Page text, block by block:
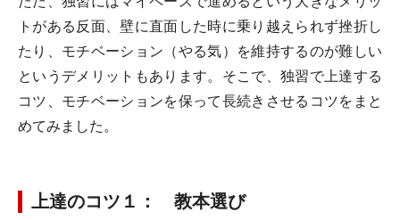
トがある反面、壁に直面した時に乗り越えられず挫折し
たり、モチベーション（やる気）を維持するのが難しい
というデメリットもあります。そこで、独習で上達する
コツ、モチベーションを保って長続きさせるコツをまと
めてみました。
上達のコツ１： 教本選び